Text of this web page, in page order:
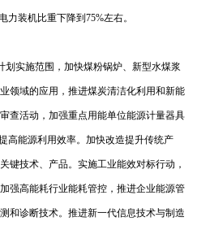
力装机比重下降到75%左右。
划实施范围，加快煤粉锅炉、新型水煤浆
领域的应用，推进煤炭清洁化利用和新能
查活动，加强重点用能单位能源计量器具
高能源利用效率。加快改造提升传统产
键技术、产品。实施工业能效对标行动，
强高能耗行业能耗管控，推进企业能源管
和诊断技术。推进新一代信息技术与制造